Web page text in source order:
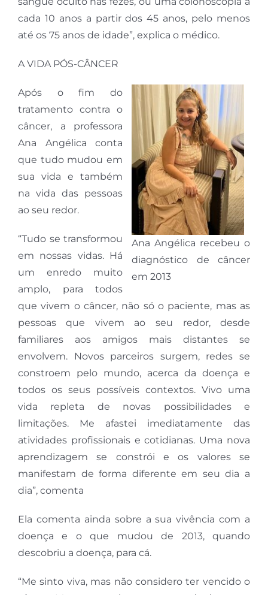
cada 10 anos a partir dos 45 anos, pelo menos
até os 75 anos de idade”, explica o médico.
A VIDA PÓS-CÂNCER
Ana Angélica recebeu o
diagnóstico de câncer
em 2013
Após o fim do
tratamento contra o
câncer, a professora
Ana Angélica conta
que tudo mudou em
sua vida e também
na vida das pessoas
ao seu redor.
“Tudo se transformou
em nossas vidas. Há
um enredo muito
amplo, para todos
que vivem o câncer, não só o paciente, mas as
pessoas que vivem ao seu redor, desde
familiares aos amigos mais distantes se
envolvem. Novos parceiros surgem, redes se
constroem pelo mundo, acerca da doença e
todos os seus possíveis contextos. Vivo uma
vida repleta de novas possibilidades e
limitações. Me afastei imediatamente das
atividades profissionais e cotidianas. Uma nova
aprendizagem se constrói e os valores se
manifestam de forma diferente em seu dia a
dia”, comenta
Ela comenta ainda sobre a sua vivência com a
doença e o que mudou de 2013, quando
descobriu a doença, para cá.
“Me sinto viva, mas não considero ter vencido o